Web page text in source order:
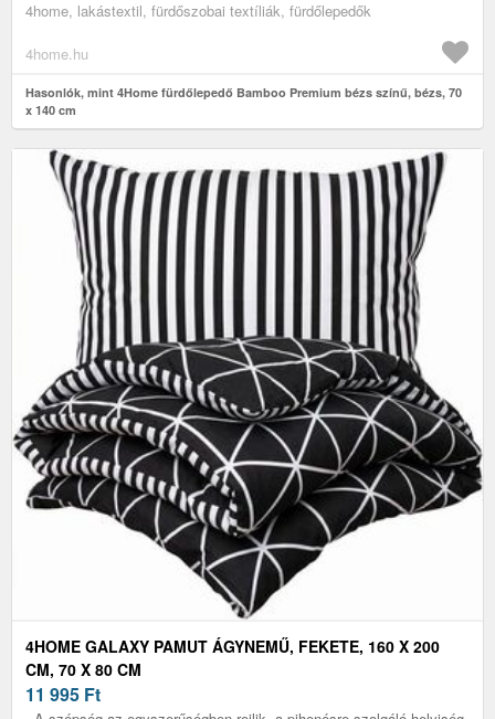
4home, lakástextil, fürdőszobai textíliák, fürdőlepedők
4home.hu
Hasonlók, mint 4Home fürdőlepedő Bamboo Premium bézs színű, bézs, 70
x 140 cm
4HOME GALAXY PAMUT ÁGYNEMŰ, FEKETE, 160 X 200
CM, 70 X 80 CM
11 995 Ft